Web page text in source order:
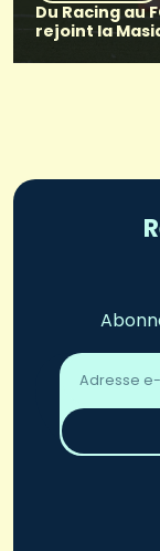
Du Racing au
rejoint la
Adresse
email